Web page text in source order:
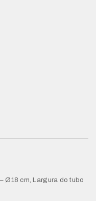
Ø18 cm, Largura do tubo